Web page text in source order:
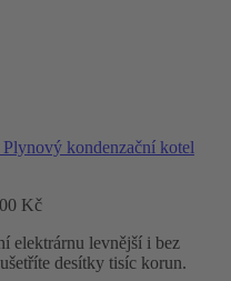
Plynový kondenzační kotel
Kč
elektrárnu levnější i bez
desítky tisíc korun.